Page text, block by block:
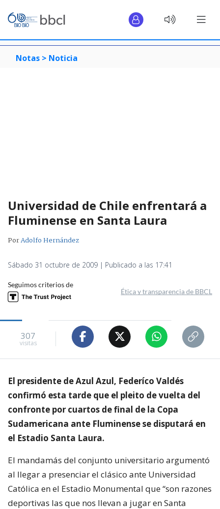
Notas > Noticia
Universidad de Chile enfrentará a
Fluminense en Santa Laura
PorAdolfo Hernández
Sábado 31 octubre de 2009 | Publicado a las 17:41
Seguimos criterios de
Ética y transparencia de BBCL
307
visitas
El presidente de Azul Azul, Federíco Valdés
confirmó esta tarde que el pleito de vuelta del
confronte por cuartos de final de la Copa
Sudamericana ante Fluminense se disputará en
el Estadio Santa Laura.
El mandamás del conjunto universitario argumentó
al llegar a presenciar el clásico ante Universidad
Católica en el Estadio Monumental que “son razones
deportivas las que nos llevan a jugar en Santa